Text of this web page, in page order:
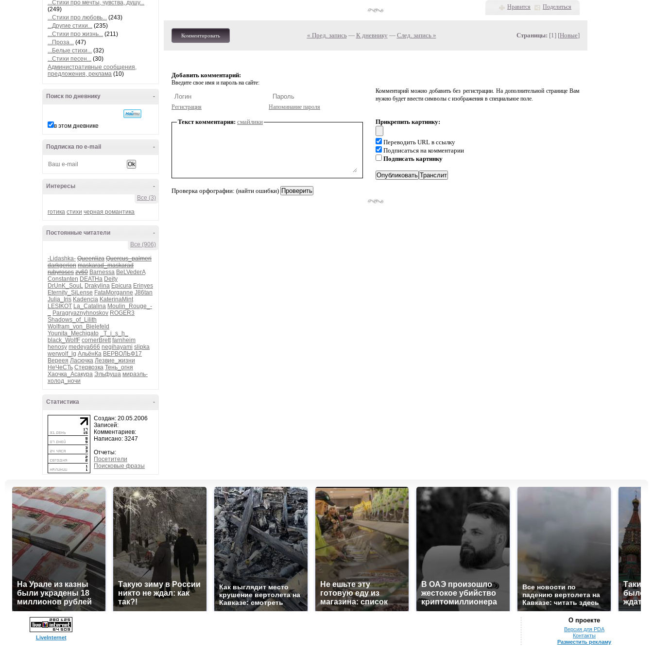
...Стихи про мечты, чувства, душу...
(249)
...Стихи про любовь... (243)
...Другие стихи... (235)
...Стихи про жизнь... (211)
...Проза... (47)
...Белые стихи... (32)
...Стихи песен... (30)
Административные сообщения,
предложения, реклама (10)
-
Поиск по дневнику
в этом дневнике
-
Подписка по e-mail
-
Интересы
Все (3)
готика стихи черная романтика
-
Постоянные читатели
Все (906)
-Lidashka- Queenliza Quercus_palmeri
darkgerion maskarad_maskarad
rubyroses zv60 Barnessa BeLVederA
Constanten DEATHa Deity
DrUnK_SouL Drakylina Epicura Erinyes
Eternity_SiLense FataMorganne J86tan
Julia_Iris Kadencia KaterinaMint
LESIKOT La_Catalina Moulin_Rouge_-
Paragryaznyhnoskov ROGER3
Shadows_of_Lilith
Wolfram_von_Bielefeld
Younita_Mechigato
_T_i_s_h_
black_WolfF cornerBrett farnheim
henosy medeya666 negihayami slipka
werwolf_lg АльёнКа ВЕРВОЛЬФ17
Вереея Ласючка Лезвие_жизни
НеЧеСТь Стервозка Тень_огня
Хаочка_Асакура Эльфуша мираэль-
холод_ночи
-
Статистика
Создан: 20.05.2006
Записей:
Комментариев:
Написано: 3247
Отчеты:
Посетители
Поисковые фразы
Нравится Поделиться
Комментировать « Пред. запись— К дневнику — След. запись » Страницы: [1] [Новые]
Добавить комментарий:
Введите свое имя и пароль на сайте:
Регистрация Напоминание пароля
Комментарий можно добавить без регистрации. На дополнительной странице Вам
нужно будет ввести символы с изображения в специальное поле.
Текст комментария: смайлики
Проверка орфографии: (найти ошибки)
Прикрепить картинку:
Переводить URL в ссылку
Подписаться на комментарии
Подписать картинку
На Урале из казны
были украдены 18
миллионов рублей
Такую зиму в России
никто не ждал: как
так?!
Как выглядит место
крушение вертолета на
Кавказе: смотреть
Не ешьте эту
готовую еду из
магазина: список
В ОАЭ произошло
жестокое убийство
криптомиллионера
Все новости по
падению вертолета на
Кавказе: читать здесь
Таких
было с
ждать
LiveInternet
О проекте
Версия для PDA
Контакты
Разместить рекламу